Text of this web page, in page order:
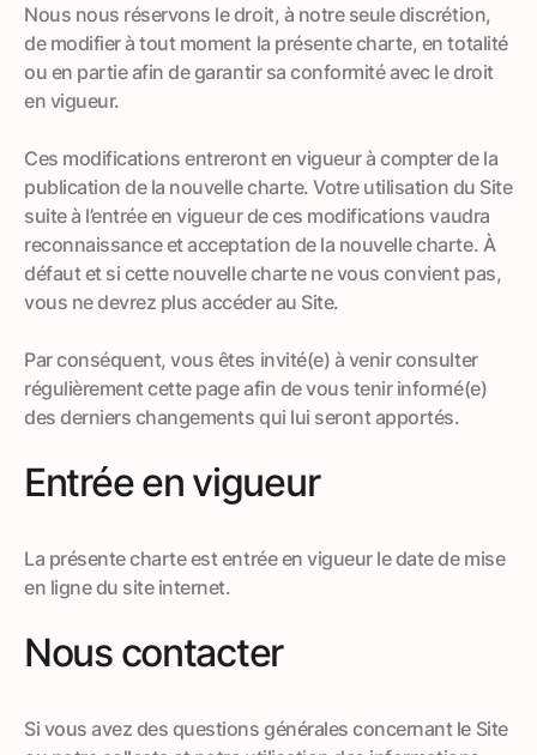
Nous nous réservons le droit, à notre seule discrétion,
de modifier à tout moment la présente charte, en totalité
ou en partie afin de garantir sa conformité avec le droit
en vigueur.
Ces modifications entreront en vigueur à compter de la
publication de la nouvelle charte. Votre utilisation du Site
suite à l’entrée en vigueur de ces modifications vaudra
reconnaissance et acceptation de la nouvelle charte. À
défaut et si cette nouvelle charte ne vous convient pas,
vous ne devrez plus accéder au Site.
Par conséquent, vous êtes invité(e) à venir consulter
régulièrement cette page afin de vous tenir informé(e)
des derniers changements qui lui seront apportés.
Entrée en vigueur
La présente charte est entrée en vigueur le date de mise
en ligne du site internet.
Nous contacter
Si vous avez des questions générales concernant le Site